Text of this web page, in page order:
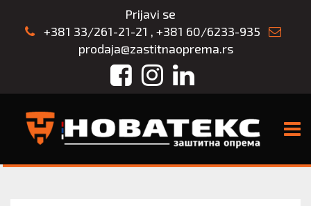
Prijavi se
+381 33/261-21-21 , +381 60/6233-935
prodaja@zastitnaoprema.rs
FacebookInstagram
LinkedIn